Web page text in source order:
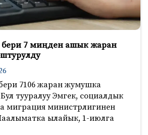
7 миңден ашык жаран
7106 жаран жумушка
тууралуу Эмгек, социалдык
миграция министрлигинен
ылайык, 1-июлга